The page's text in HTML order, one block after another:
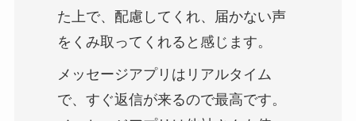
た上で、配慮してくれ、届かない声
をくみ取ってくれると感じます。
メッセージアプリはリアルタイム
で、すぐ返信が来るので最高です。